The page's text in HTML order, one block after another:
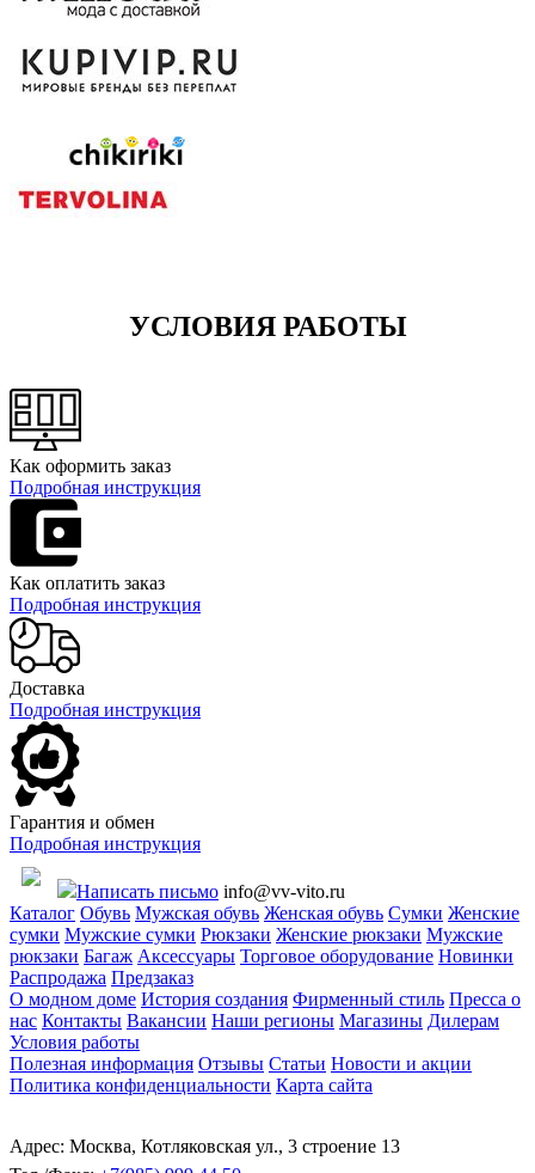
УСЛОВИЯ РАБОТЫ
Как оформить заказ
Подробная инструкция
Как оплатить заказ
Подробная инструкция
Доставка
Подробная инструкция
Гарантия и обмен
Подробная инструкция
Написать письмо info@vv-vito.ru
Каталог Обувь Мужская обувь Женская обувь Сумки Женские
сумки Мужские сумки Рюкзаки Женские рюкзаки Мужские
рюкзаки Багаж Аксессуары Торговое оборудование Новинки
Распродажа Предзаказ
О модном доме История создания Фирменный стиль Пресса о
нас Контакты Вакансии Наши регионы Магазины Дилерам
Условия работы
Полезная информация Отзывы Статьи Новости и акции
Политика конфиденциальности Карта сайта
Адрес: Москва, Котляковская ул., 3 строение 13